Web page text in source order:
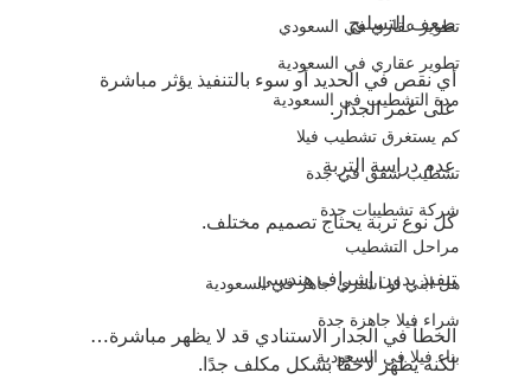
تطوير عقاري في السعودي
تطوير عقاري في السعودية
مدة التشطيب في السعودية
كم يستغرق تشطيب فيلا
تشطيب شقق في جدة
شركة تشطيبات جدة
مراحل التشطيب
هل ابني او اشتري جاهز في السعودية
شراء فيلا جاهزة جدة
بناء فيلا في السعودية
ضعف التسليح
أي نقص في الحديد أو سوء بالتنفيذ يؤثر مباشرة
على عمر الجدار.
عدم دراسة التربة
كل نوع تربة يحتاج تصميم مختلف.
تنفيذ بدون إشراف هندسي
الخطأ في الجدار الاستنادي قد لا يظهر مباشرة…
لكنه يظهر لاحقًا بشكل مكلف جدًا.